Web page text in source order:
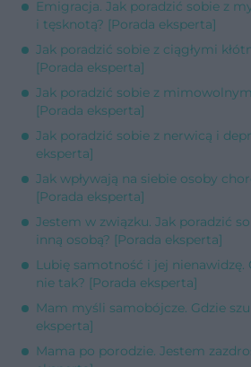
Emigracja. Jak poradzić sobie z
i tęsknotą? [Porada eksperta]
Jak poradzić sobie z ciągłymi
[Porada eksperta]
Jak poradzić sobie z
[Porada eksperta]
Jak poradzić sobie z nerwicą i
eksperta]
Jak wpływają na siebie osoby
[Porada eksperta]
Jestem w związku. Jak poradzić
inną osobą? [Porada eksperta]
Lubię samotność i jej nienawidzę.
nie tak? [Porada eksperta]
Mam myśli samobójcze. Gdzie
eksperta]
Mama po porodzie. Jestem